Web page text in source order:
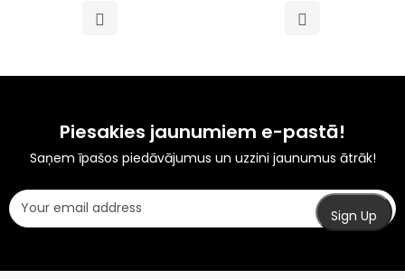
Piesakies jaunumiem e-pastā!
Saņem īpašos piedāvājumus un uzzini jaunumus ātrāk!